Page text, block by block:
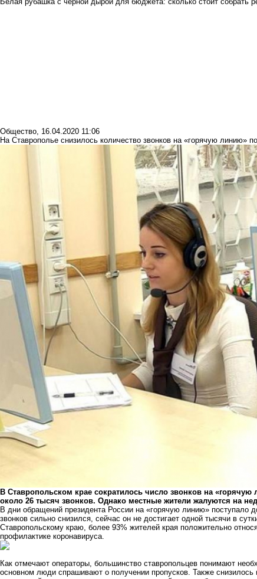
Общество, 16.04.2020 11:06
На Ставрополье снизилось количество звонков на «горячую линию»
В Ставропольском крае сократилось число звонков на
около 26 тысяч звонков. Однако местные жители жалуются на
В дни обращений президента России на «горячую линию» поступало
звонков сильно снизился, сейчас он не достигает одной тысячи в
Ставропольскому краю, более 93% жителей края положительно
профилактике коронавируса.
Как отмечают операторы, большинство ставропольцев понимают
основном люди спрашивают о получении пропусков. Также снизилось